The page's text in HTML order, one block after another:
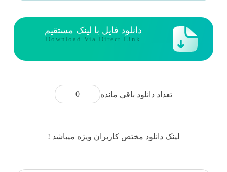
دانلود فایل با لینک مستقیم
Download Via Direct Link
تعداد دانلود باقی مانده 0
لینک دانلود مختص کاربران ویژه میباشد !